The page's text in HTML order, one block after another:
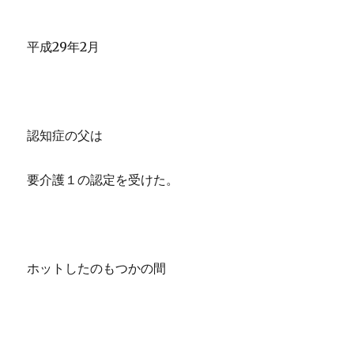
平成29年2月
認知症の父は
要介護１の認定を受けた。
ホットしたのもつかの間